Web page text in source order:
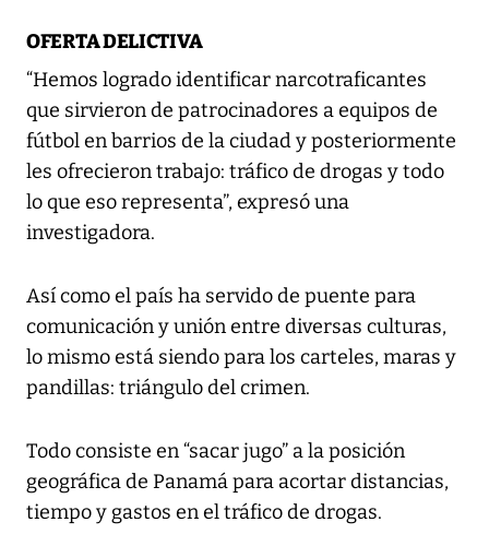
OFERTA DELICTIVA
“Hemos logrado identificar narcotraficantes
que sirvieron de patrocinadores a equipos de
fútbol en barrios de la ciudad y posteriormente
les ofrecieron trabajo: tráfico de drogas y todo
lo que eso representa”, expresó una
investigadora.
Así como el país ha servido de puente para
comunicación y unión entre diversas culturas,
lo mismo está siendo para los carteles, maras y
pandillas: triángulo del crimen.
Todo consiste en “sacar jugo” a la posición
geográfica de Panamá para acortar distancias,
tiempo y gastos en el tráfico de drogas.